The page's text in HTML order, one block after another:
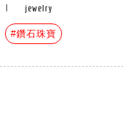
jewelry
#鑽石珠寶